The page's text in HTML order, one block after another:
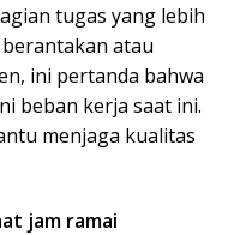
tugas yang lebih
atau
ini pertanda bahwa
beban kerja saat ini.
menjaga kualitas
jam ramai